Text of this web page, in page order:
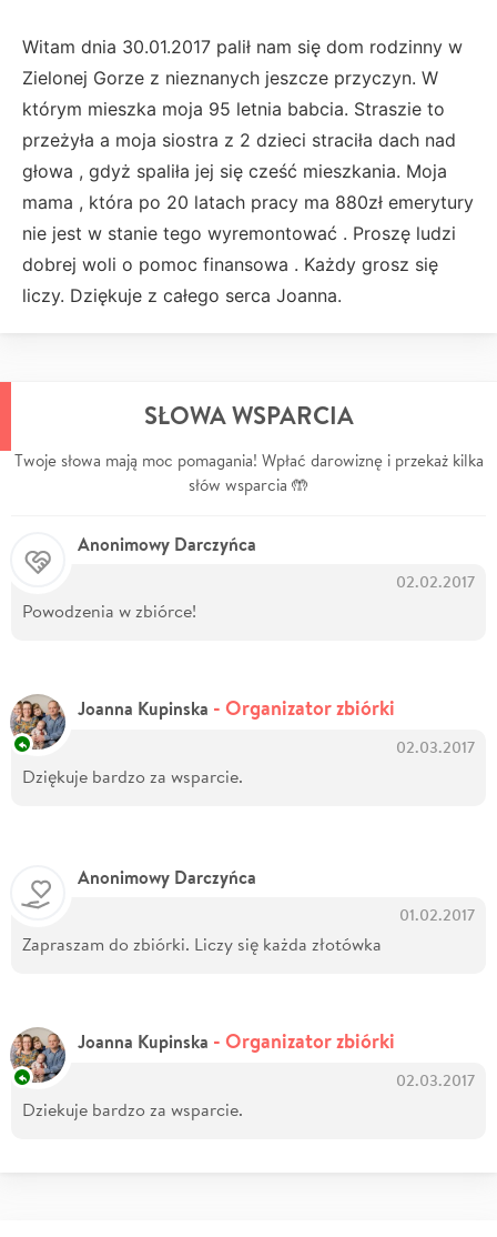
Witam dnia 30.01.2017 palił nam się dom rodzinny w
Zielonej Gorze z nieznanych jeszcze przyczyn. W
którym mieszka moja 95 letnia babcia. Straszie to
przeżyła a moja siostra z 2 dzieci straciła dach nad
głowa , gdyż spaliła jej się cześć mieszkania. Moja
mama , która po 20 latach pracy ma 880zł emerytury
nie jest w stanie tego wyremontować . Proszę ludzi
dobrej woli o pomoc finansowa . Każdy grosz się
liczy. Dziękuje z całego serca Joanna.
SŁOWA WSPARCIA
Twoje słowa mają moc pomagania! Wpłać darowiznę i przekaż kilka
słów wsparcia 🤲
Anonimowy Darczyńca
02.02.2017
Powodzenia w zbiórce!
Joanna Kupinska - Organizator zbiórki
02.03.2017
Dziękuje bardzo za wsparcie.
Anonimowy Darczyńca
01.02.2017
Zapraszam do zbiórki. Liczy się każda złotówka
Joanna Kupinska - Organizator zbiórki
02.03.2017
Dziekuje bardzo za wsparcie.